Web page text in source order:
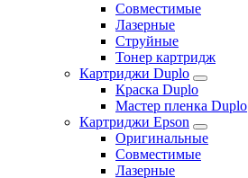
Совместимые
Лазерные
Струйные
Тонер картридж
Картриджи Duplo
Краска Duplo
Мастер пленка Duplo
Картриджи Epson
Оригинальные
Совместимые
Лазерные